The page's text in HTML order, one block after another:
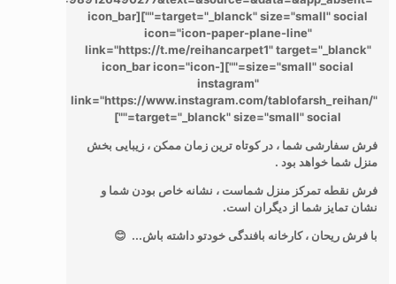
target="_blanck" size="small" social=""][icon_bar
icon="icon-paper-plane-line"
link="https://t.me/reihancarpet1" target="_blanck"
size="small" social=""][icon_bar icon="icon-
instagram"
link="https://www.instagram.com/tablofarsh_reihan/"
target="_blanck" size="small" social=""]
فرش سفارشی شما ، در کوتاه ترین زمان ممکن ، زیبایی بخش
منزل شما خواهد بود .
فرش نقطه تمرکز منزل شماست ، نشانه خاص بودن شما و
نشان تمایز شما از دیگران است.
با فرش ریحان ، کارخانه بافندگی خودتو داشته باش... 😊